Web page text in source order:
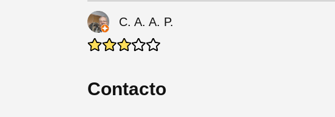
C. A. A. P.
Contacto